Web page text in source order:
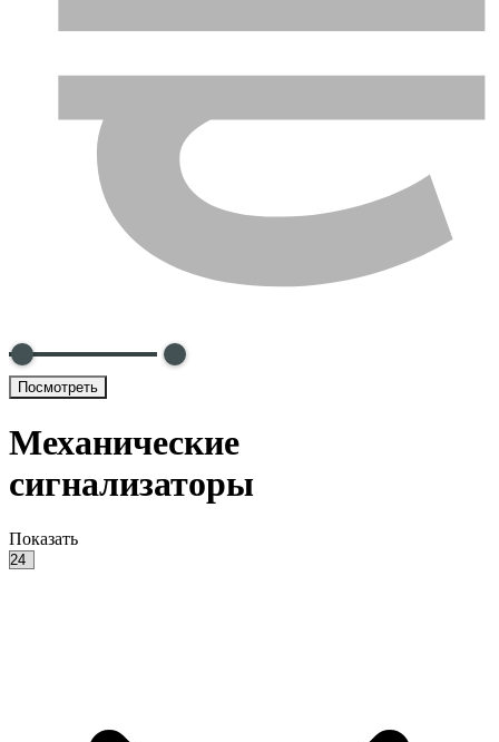
Посмотреть
Механические
сигнализаторы
Показать